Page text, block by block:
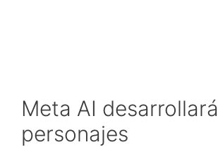
Meta AI desarrollará
personajes